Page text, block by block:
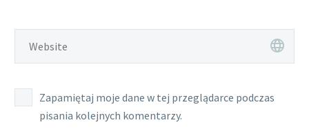
Zapamiętaj moje dane w tej przeglądarce podczas
pisania kolejnych komentarzy.